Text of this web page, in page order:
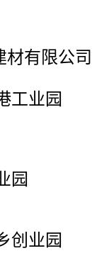
材有限公司
工业园
园
创业园